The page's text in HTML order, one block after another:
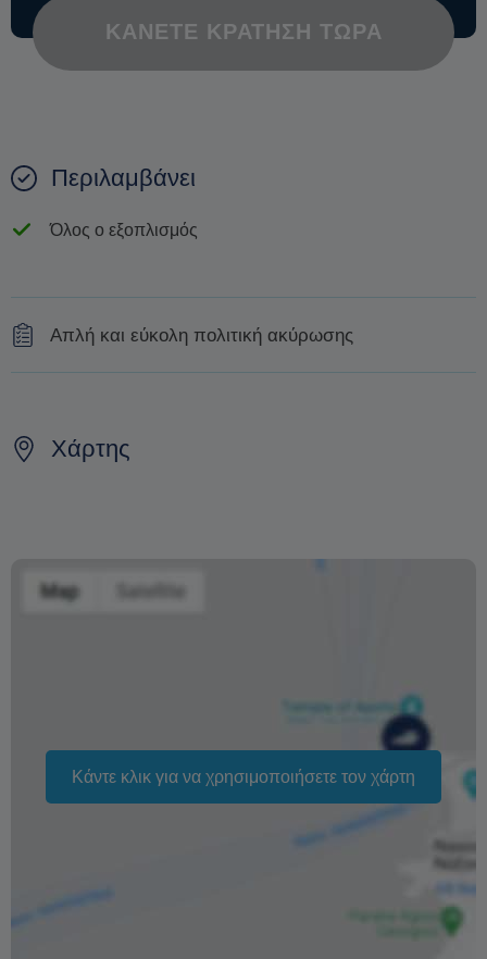
ΚΆΝΕΤΕ ΚΡΆΤΗΣΗ ΤΏΡΑ
Περιλαμβάνει
Όλος ο εξοπλισμός
Απλή και εύκολη πολιτική ακύρωσης
Για ακυρώσεις που γίνονται 24 έως 48 ώρες πριν την
ενδέχεται επίσης να διαφέρουν ανάλογα με την περίοδο.
Χάρτης
Κάντε κλικ για να χρησιμοποιήσετε τον χάρτη